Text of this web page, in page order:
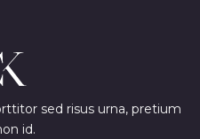
sed risus urna, pretium
id.